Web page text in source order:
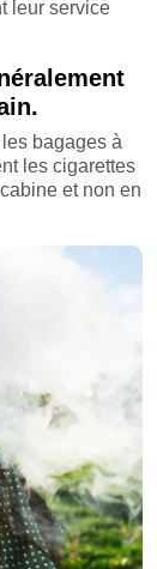
leur service
bagages à
les cigarettes
et non en